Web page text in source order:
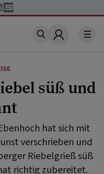
Account
süß und
hat sich mit
verschrieben und
Riebelgrieß süß
richtig zubereitet.